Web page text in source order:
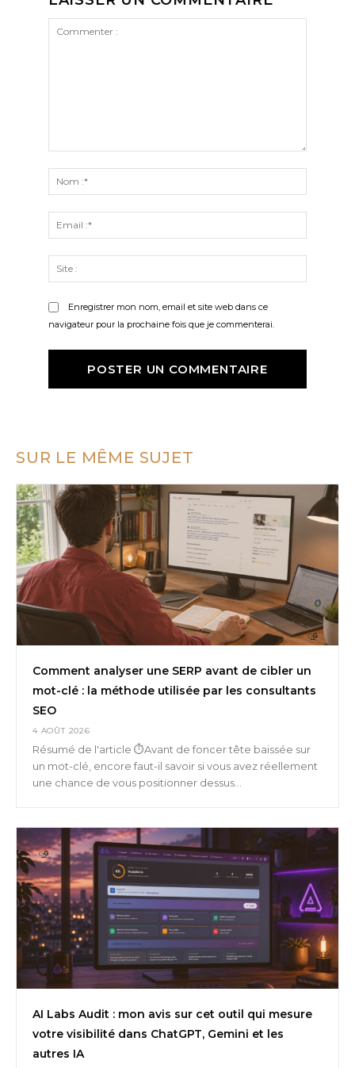
Enregistrer mon nom, email et site web dans ce
navigateur pour la prochaine fois que je commenterai.
SUR LE MÊME SUJET
Comment analyser une SERP avant de cibler un
mot-clé : la méthode utilisée par les consultants
SEO
4 AOÛT 2026
Résumé de l'article ⏱️Avant de foncer tête baissée sur
un mot-clé, encore faut-il savoir si vous avez réellement
une chance de vous positionner dessus...
AI Labs Audit : mon avis sur cet outil qui mesure
votre visibilité dans ChatGPT, Gemini et les
autres IA